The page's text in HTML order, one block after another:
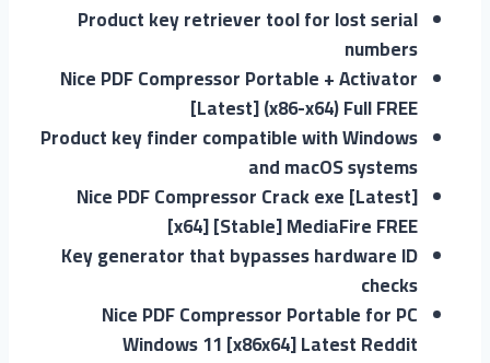
Product key retriever tool for lost serial
numbers
Nice PDF Compressor Portable + Activator
[Latest] (x86-x64) Full FREE
Product key finder compatible with Windows
and macOS systems
Nice PDF Compressor Crack exe [Latest]
[x64] [Stable] MediaFire FREE
Key generator that bypasses hardware ID
checks
Nice PDF Compressor Portable for PC
Windows 11 [x86x64] Latest Reddit